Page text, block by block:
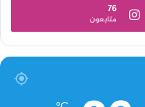
76
متابعون